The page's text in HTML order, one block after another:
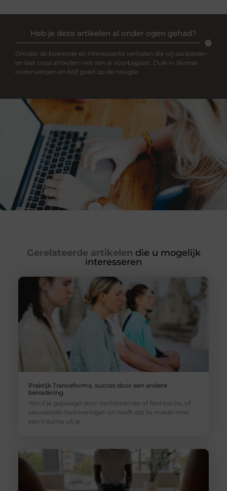
Heb je deze artikelen al onder ogen gehad?
Ontdek de boeiende en interessante verhalen die wij aanbieden
en laat onze artikelen niet aan je voorbijgaan. Duik in diverse
onderwerpen en blijf goed op de hoogte.
Gerelateerde artikelen die u mogelijk
interesseren
Praktijk Tranceforma, succes door een andere
benadering
Word je geplaagd door nachtmerries of flashbacks, of
vervelende herinneringen en heeft dat te maken met
een trauma uit je